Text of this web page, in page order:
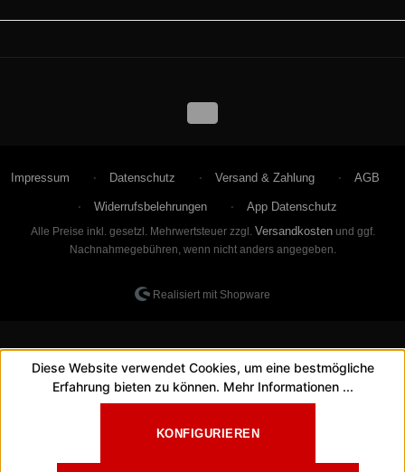
Impressum Datenschutz Versand & Zahlung AGB
Widerrufsbelehrungen App Datenschutz
Alle Preise inkl. gesetzl. Mehrwertsteuer zzgl. Versandkostenund ggf.
Nachnahmegebühren, wenn nicht anders angegeben.
Realisiert mit Shopware
Diese Website verwendet Cookies, um eine bestmögliche
Erfahrung bieten zu können. Mehr Informationen ...
KONFIGURIEREN